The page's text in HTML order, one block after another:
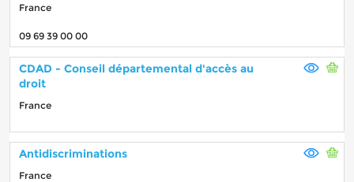
France
09 69 39 00 00
CDAD - Conseil départemental d'accès au
droit
France
Antidiscriminations
France